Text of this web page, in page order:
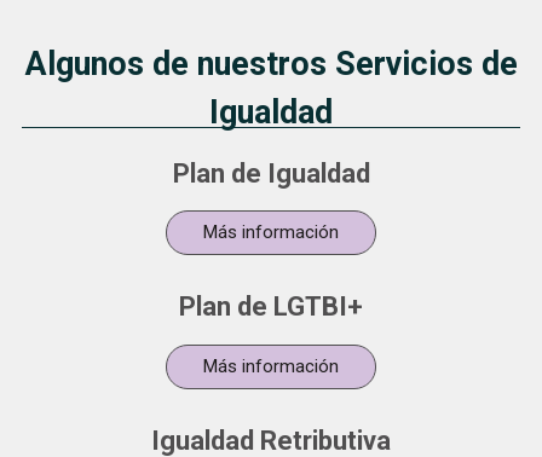
Algunos de nuestros Servicios de
Igualdad
Plan de Igualdad
Más información
Plan de LGTBI+
Más información
Igualdad Retributiva